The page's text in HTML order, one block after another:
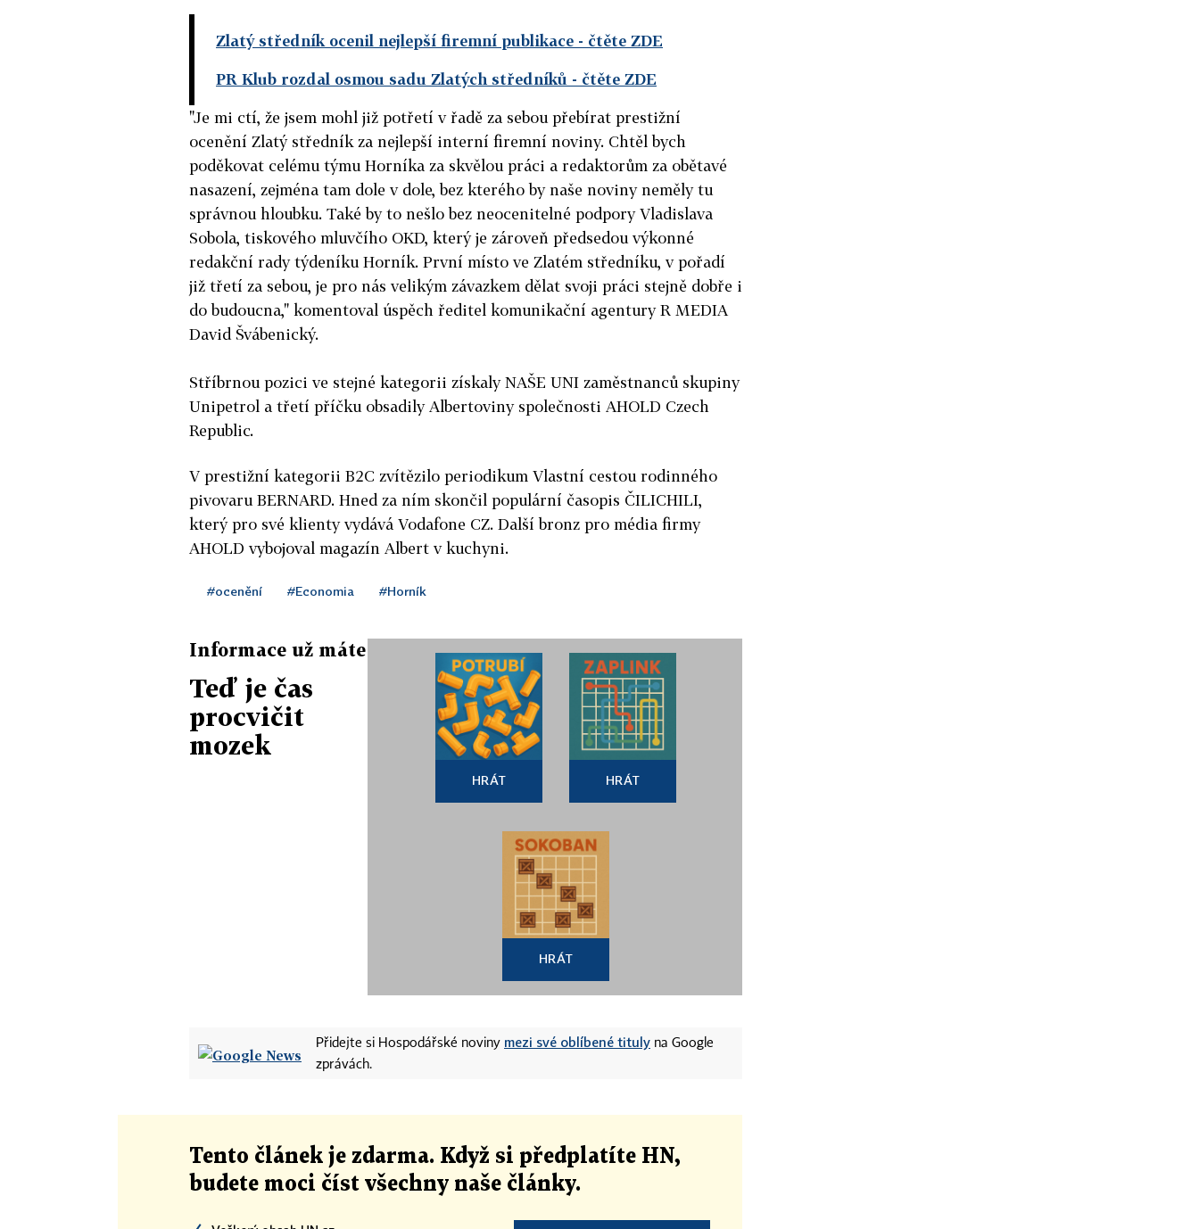
Zlatý středník ocenil nejlepší firemní publikace - čtěte ZDE
PR Klub rozdal osmou sadu Zlatých středníků - čtěte ZDE
"Je mi ctí, že jsem mohl již potřetí v řadě za sebou přebírat prestižní
ocenění Zlatý středník za nejlepší interní firemní noviny. Chtěl bych
poděkovat celému týmu Horníka za skvělou práci a redaktorům za obětavé
nasazení, zejména tam dole v dole, bez kterého by naše noviny neměly tu
správnou hloubku. Také by to nešlo bez neocenitelné podpory Vladislava
Sobola, tiskového mluvčího OKD, který je zároveň předsedou výkonné
redakční rady týdeníku Horník. První místo ve Zlatém středníku, v pořadí
již třetí za sebou, je pro nás velikým závazkem dělat svoji práci stejně dobře i
do budoucna," komentoval úspěch ředitel komunikační agentury R MEDIA
David Švábenický.
Stříbrnou pozici ve stejné kategorii získaly NAŠE UNI zaměstnanců skupiny
Unipetrol a třetí příčku obsadily Albertoviny společnosti AHOLD Czech
Republic.
V prestižní kategorii B2C zvítězilo periodikum Vlastní cestou rodinného
pivovaru BERNARD. Hned za ním skončil populární časopis ČILICHILI,
který pro své klienty vydává Vodafone CZ. Další bronz pro média firmy
AHOLD vybojoval magazín Albert v kuchyni.
#ocenění #Economia #Horník
Informace už máte
Teď je čas
procvičit
mozek
HRÁT HRÁT
HRÁT
Přidejte si Hospodářské noviny mezi své oblíbené tituly na Google
zprávách.
Tento článek je zdarma. Když si předplatíte HN,
budete moci číst všechny naše články.